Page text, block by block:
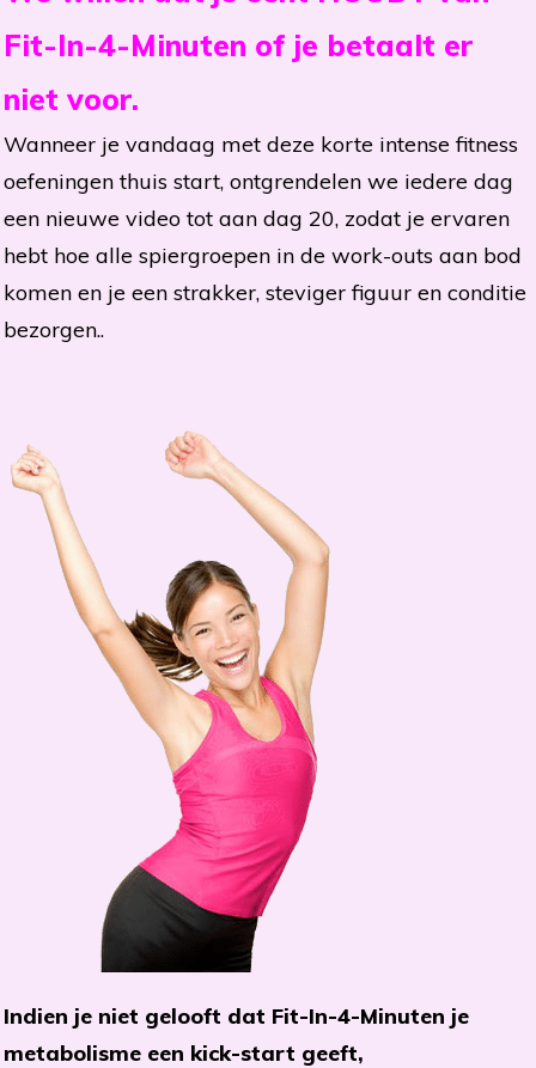
Fit-In-4-Minuten of je betaalt er
niet voor.
Wanneer je vandaag met deze korte intense fitness
oefeningen thuis start, ontgrendelen we iedere dag
een nieuwe video tot aan dag 20, zodat je ervaren
hebt hoe alle spiergroepen in de work-outs aan bod
komen en je een strakker, steviger figuur en conditie
bezorgen..
Indien je niet gelooft dat Fit-In-4-Minuten je
metabolisme een kick-start geeft,